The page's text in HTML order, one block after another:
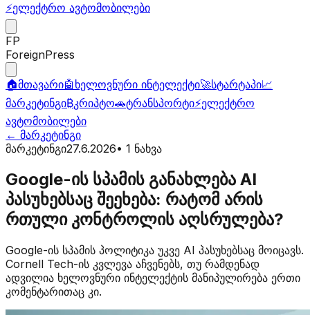
⚡ელექტრო ავტომობილები
FP
ForeignPress
🏠მთავარი🤖 ხელოვნური ინტელექტი🚀სტარტაპი📈
მარკეტინგი₿კრიპტო🚗ტრანსპორტი⚡ელექტრო
ავტომობილები
← მარკეტინგი
მარკეტინგი27.6.2026• 1 ნახვა
Google-ის სპამის განახლება AI
პასუხებსაც შეეხება: რატომ არის
რთული კონტროლის აღსრულება?
Google-ის სპამის პოლიტიკა უკვე AI პასუხებსაც მოიცავს.
Cornell Tech-ის კვლევა აჩვენებს, თუ რამდენად
ადვილია ხელოვნური ინტელექტის მანიპულირება ერთი
კომენტარითაც კი.